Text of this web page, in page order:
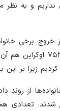
نداریم و به
خروج برخی
صادقی، پدر و
شدند. تعدادی